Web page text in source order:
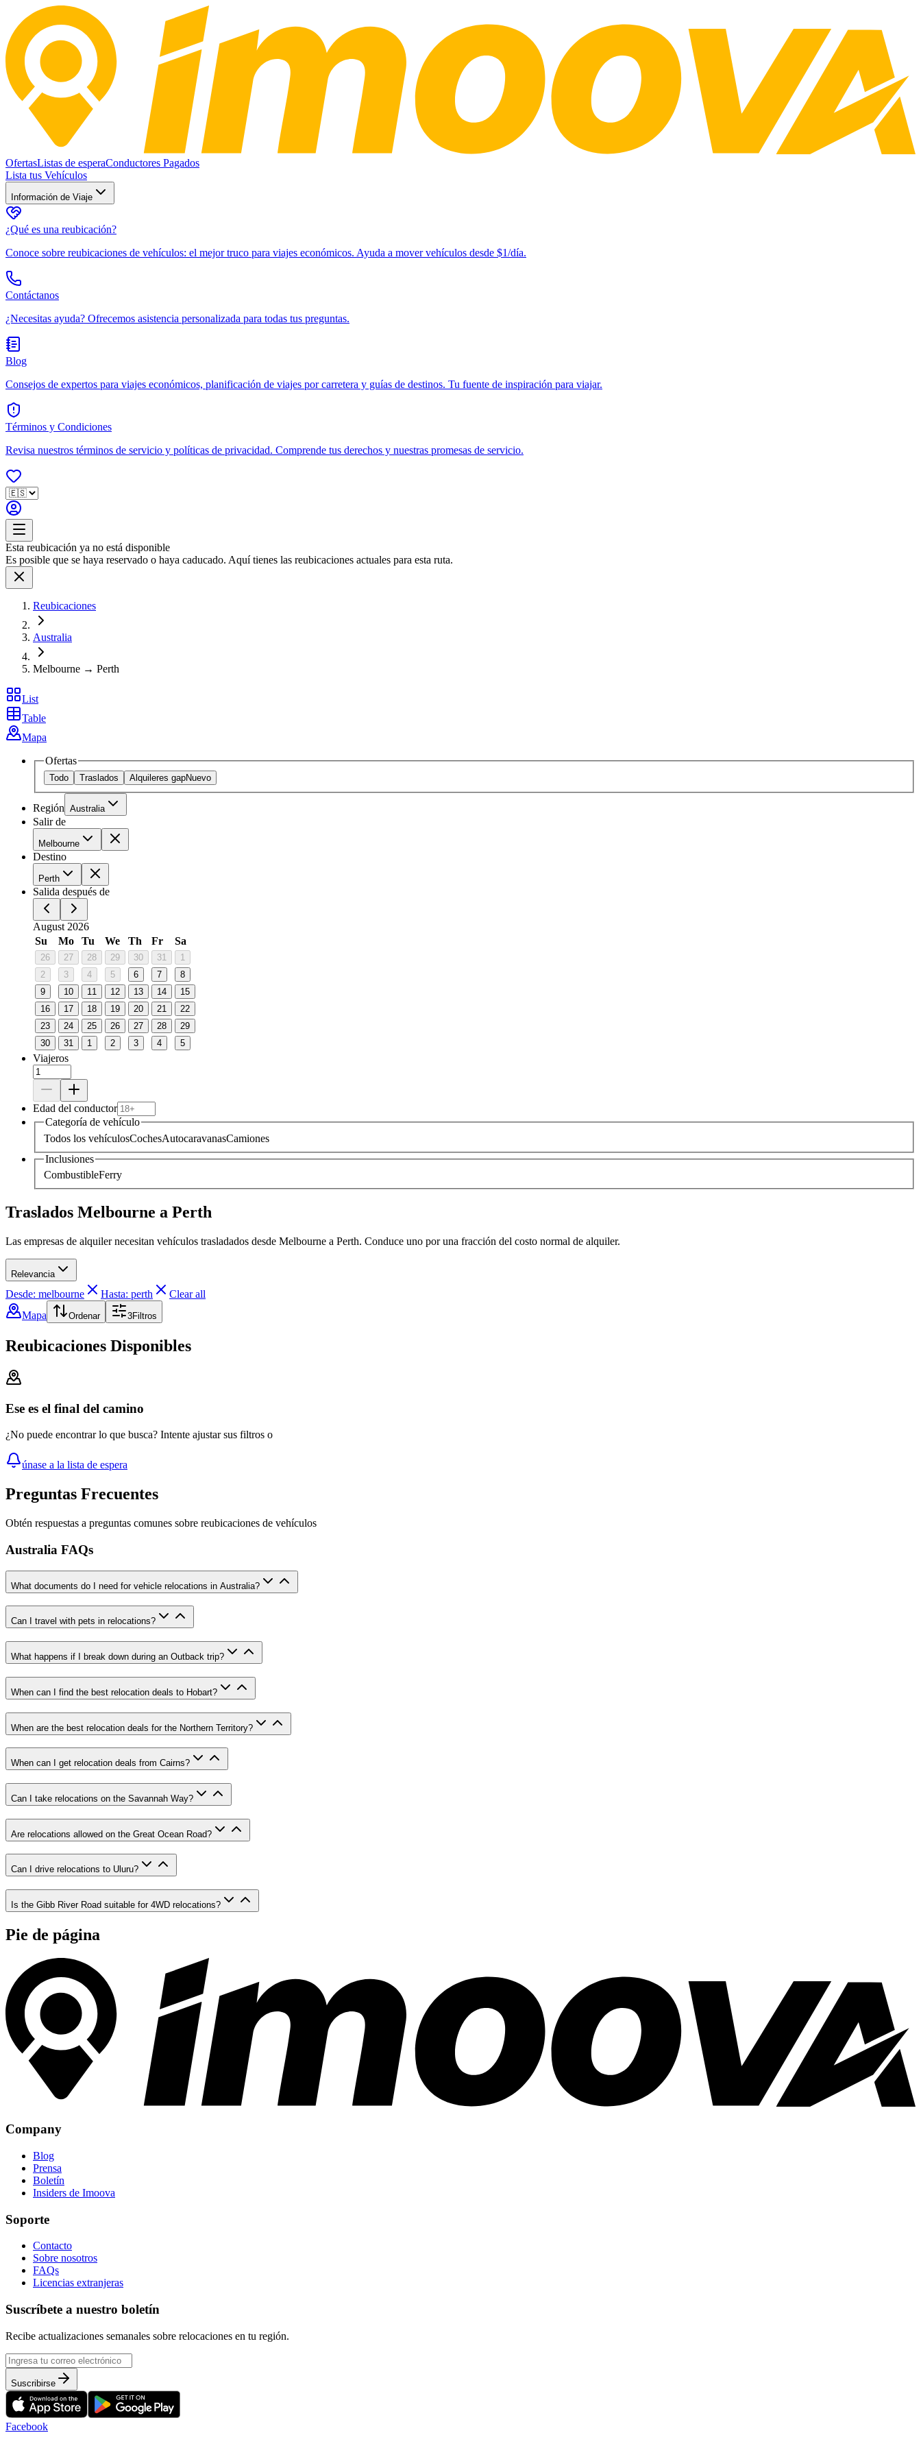
OfertasListas de esperaConductores Pagados
Lista tus Vehículos
Información de Viaje
¿Qué es una reubicación?
Conoce sobre reubicaciones de vehículos: el mejor truco para viajes económicos. Ayuda a mover vehículos desde $1/día.
Contáctanos
¿Necesitas ayuda? Ofrecemos asistencia personalizada para todas tus preguntas.
Blog
Consejos de expertos para viajes económicos, planificación de viajes por carretera y guías de destinos. Tu fuente de inspiración para viajar.
Términos y Condiciones
Revisa nuestros términos de servicio y políticas de privacidad. Comprende tus derechos y nuestras promesas de servicio.
Esta reubicación ya no está disponible
Es posible que se haya reservado o haya caducado. Aquí tienes las reubicaciones actuales para esta ruta.
Reubicaciones
Australia
Melbourne → Perth
List
Table
Mapa
Ofertas
Todo Traslados Alquileres gapNuevo
Región Australia
Salir de
Melbourne
Destino
Perth
Salida después de
August 2026
Su
Mo Tu We Th Fr Sa
26 27 28 29 30 31
1
2
3 4 5 6 7
8
9
10 11 12 13 14
15
16
17 18 19 20 21
22
23
24 25 26 27 28
29
30
31 1 2 3 4 5
Viajeros
Edad del conductor
Categoría de vehículo
Todos los vehículosCochesAutocaravanasCamiones
Inclusiones
CombustibleFerry
Traslados Melbourne a Perth
Las empresas de alquiler necesitan vehículos trasladados desde Melbourne a Perth. Conduce uno por una fracción del costo normal de alquiler.
Relevancia
Desde: melbourne Hasta: perth
Clear all
Mapa
Ordenar 3Filtros
Reubicaciones Disponibles
Ese es el final del camino
¿No puede encontrar lo que busca? Intente ajustar sus filtros o
únase a la lista de espera
Preguntas Frecuentes
Obtén respuestas a preguntas comunes sobre reubicaciones de vehículos
Australia FAQs
What documents do I need for vehicle relocations in Australia?
Can I travel with pets in relocations?
What happens if I break down during an Outback trip?
When can I find the best relocation deals to Hobart?
When are the best relocation deals for the Northern Territory?
When can I get relocation deals from Cairns?
Can I take relocations on the Savannah Way?
Are relocations allowed on the Great Ocean Road?
Can I drive relocations to Uluru?
Is the Gibb River Road suitable for 4WD relocations?
Pie de página
Company
Blog
Prensa
Boletín
Insiders de Imoova
Soporte
Contacto
Sobre nosotros
FAQs
Licencias extranjeras
Suscríbete a nuestro boletín
Recibe actualizaciones semanales sobre relocaciones en tu región.
Suscribirse
Facebook